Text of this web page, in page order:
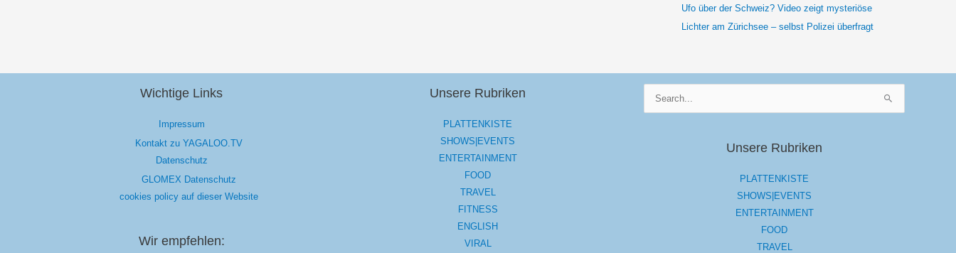
Ufo über der Schweiz? Video zeigt mysteriöse
Lichter am Zürichsee – selbst Polizei überfragt
Wichtige Links
Impressum
Kontakt zu YAGALOO.TV
Datenschutz
GLOMEX Datenschutz
cookies policy auf dieser Website
Wir empfehlen:
Unsere Rubriken
PLATTENKISTE
SHOWS|EVENTS
ENTERTAINMENT
FOOD
TRAVEL
FITNESS
ENGLISH
VIRAL
Unsere Rubriken
PLATTENKISTE
SHOWS|EVENTS
ENTERTAINMENT
FOOD
TRAVEL